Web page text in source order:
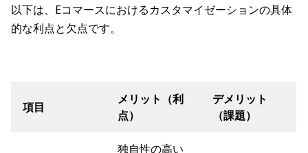
以下は、Eコマースにおけるカスタマイゼーションの具体
的な利点と欠点です。
項目
メリット（利
点）
デメリット
（課題）
独自性の高い